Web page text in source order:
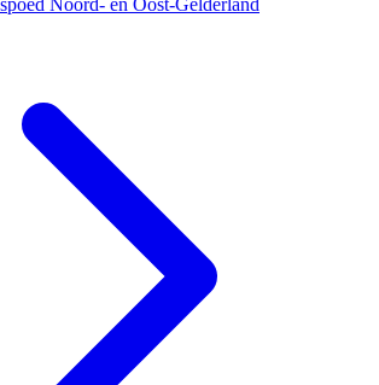
Noord- en Oost-Gelderland